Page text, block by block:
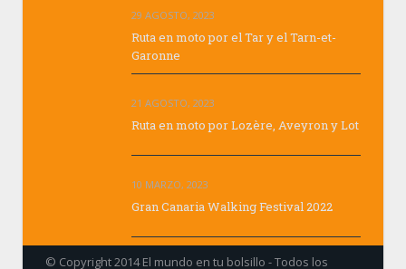
29 AGOSTO, 2023
Ruta en moto por el Tar y el Tarn-et-
Garonne
21 AGOSTO, 2023
Ruta en moto por Lozère, Aveyron y Lot
10 MARZO, 2023
Gran Canaria Walking Festival 2022
© Copyright 2014 El mundo en tu bolsillo - Todos los